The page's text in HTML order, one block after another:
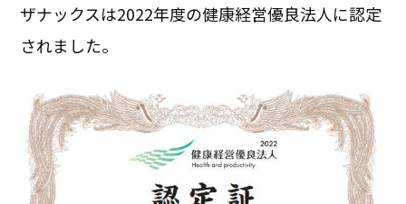
ザナックスは2022年度の健康経営優良法人に認定
されました。